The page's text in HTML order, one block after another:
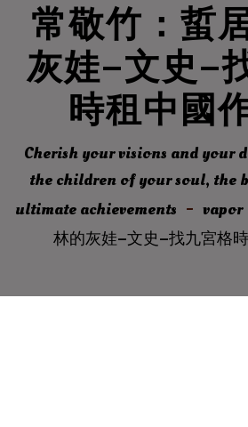
常敬竹：蜇
灰娃–文史–
時租中國
Cherish your visions and your
the children of your soul, the
ultimate achievements
vapor
林的灰娃–文史–找九宮格